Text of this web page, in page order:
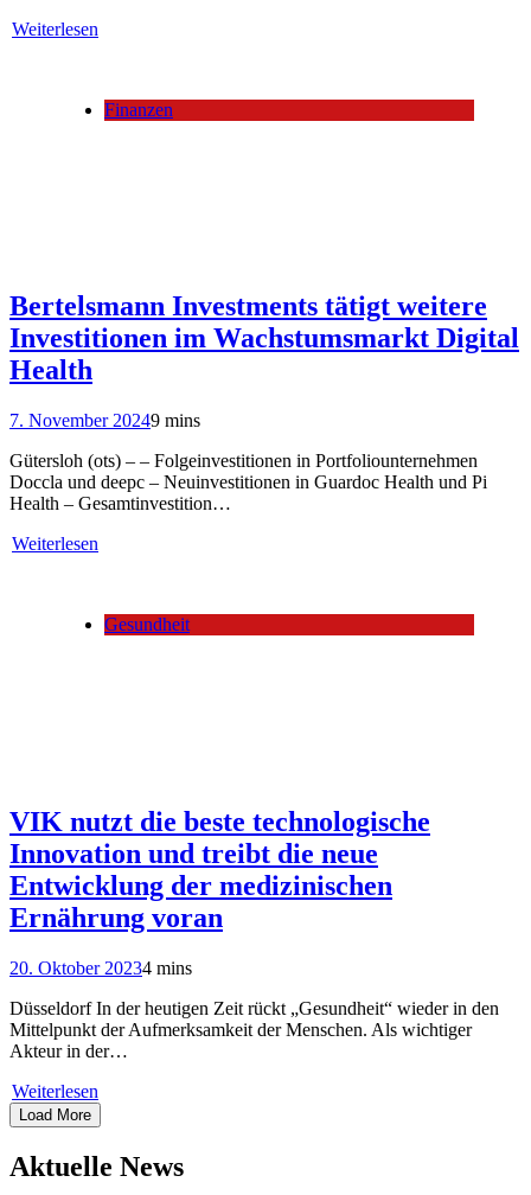
Weiterlesen
Finanzen
Bertelsmann Investments tätigt weitere
Investitionen im Wachstumsmarkt Digital
Health
7. November 20249 mins
Gütersloh (ots) – – Folgeinvestitionen in Portfoliounternehmen
Doccla und deepc – Neuinvestitionen in Guardoc Health und Pi
Health – Gesamtinvestition…
Weiterlesen
Gesundheit
VIK nutzt die beste technologische
Innovation und treibt die neue
Entwicklung der medizinischen
Ernährung voran
20. Oktober 20234 mins
Düsseldorf In der heutigen Zeit rückt „Gesundheit“ wieder in den
Mittelpunkt der Aufmerksamkeit der Menschen. Als wichtiger
Akteur in der…
Weiterlesen
Load More
Aktuelle News